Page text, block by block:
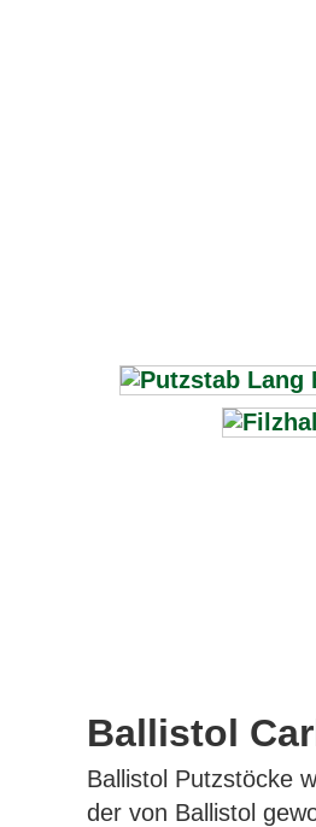
Ballistol
Ballistol Putzstöcke
der von Ballistol